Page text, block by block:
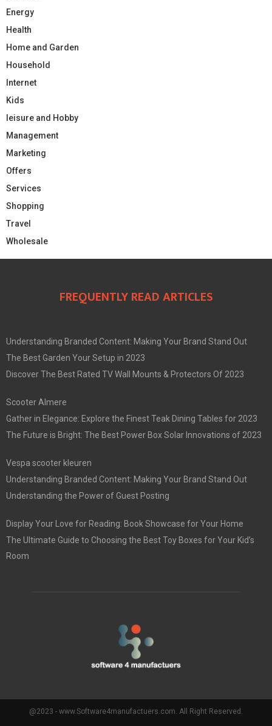
Energy
Health
Home and Garden
Household
Internet
Kids
leisure and Hobby
Management
Marketing
Offers
Services
Shopping
Travel
Wholesale
FREQUENTLY READ ARTICLES
Understanding Branded Content: Making Your Brand Stand Out
The Best Garden Your Setup in 2023
Discover The Best Rated TV Wall Mounts & Protectors Of 2023
Scooter Almere
Gather in Elegance: Explore the Finest Teak Dining Tables for 2023
The Future is Bright: The Best Power Box Solar Innovations of 2023
Vespa scooter kleuren
Understanding Branded Content: Making Your Brand Stand Out
Understanding the Power of Guest Posting
Display Your Love for Reading: Book Showcase for Your Home
The Ultimate Guide to Choosing the Best Toy Boxes for Your Kid’s
Room
@2023 - www.Software4manufactuers.com. All Right Reserved.